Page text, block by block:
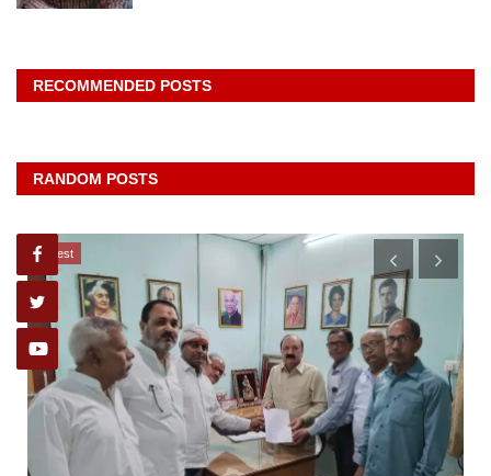
RECOMMENDED POSTS
RANDOM POSTS
latest